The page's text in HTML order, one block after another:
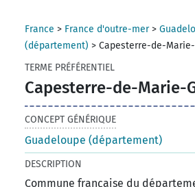
France > France d'outre-mer>
(département) >Capesterre-de-
TERME PRÉFÉRENTIEL
Capesterre-de-Marie-
CONCEPT GÉNÉRIQUE
Guadeloupe (département)
DESCRIPTION
Commune française du